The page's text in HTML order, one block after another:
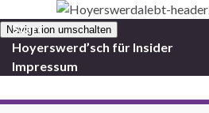
Navigation umschalten
Start
Hoyerswerd’sch für Insider
Impressum